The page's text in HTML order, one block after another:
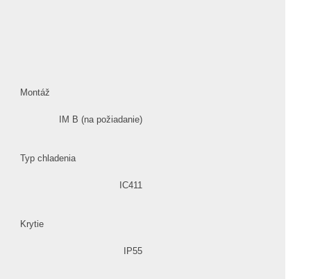
Montáž
IM B (na požiadanie)
Typ chladenia
IC411
Krytie
IP55